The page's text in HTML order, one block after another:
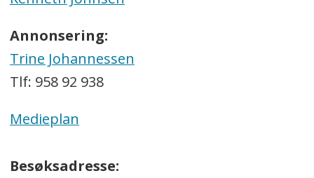
Annonsering:
Trine Johannessen
Tlf: 958 92 938
Medieplan
Besøksadresse: